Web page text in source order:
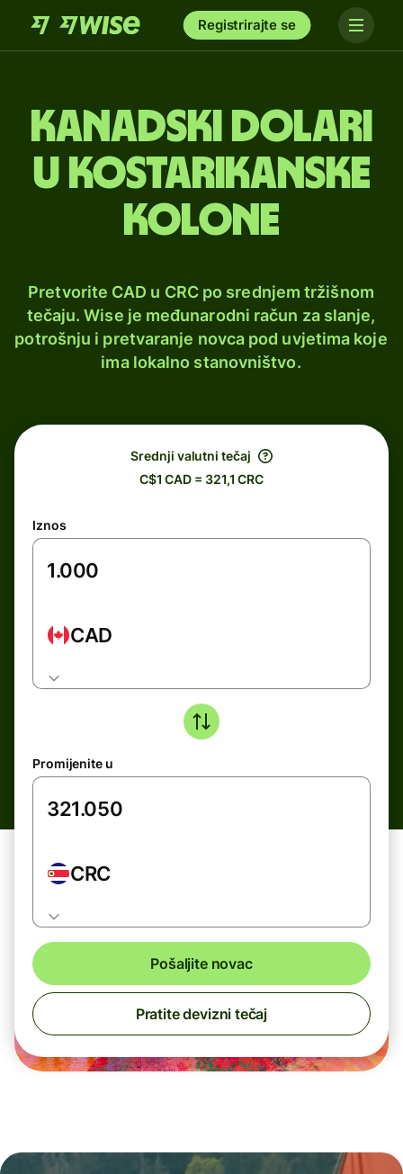
Registrirajte se
Kanadski dolari
u kostarikanske
kolone
Pretvorite CAD u CRC po srednjem tržišnom
tečaju. Wise je međunarodni račun za slanje,
potrošnju i pretvaranje novca pod uvjetima koje
ima lokalno stanovništvo.
Srednji valutni tečaj
C$1 CAD = 321,1 CRC
Iznos
CAD
Promijenite u
CRC
Pošaljite novac
Pratite devizni tečaj